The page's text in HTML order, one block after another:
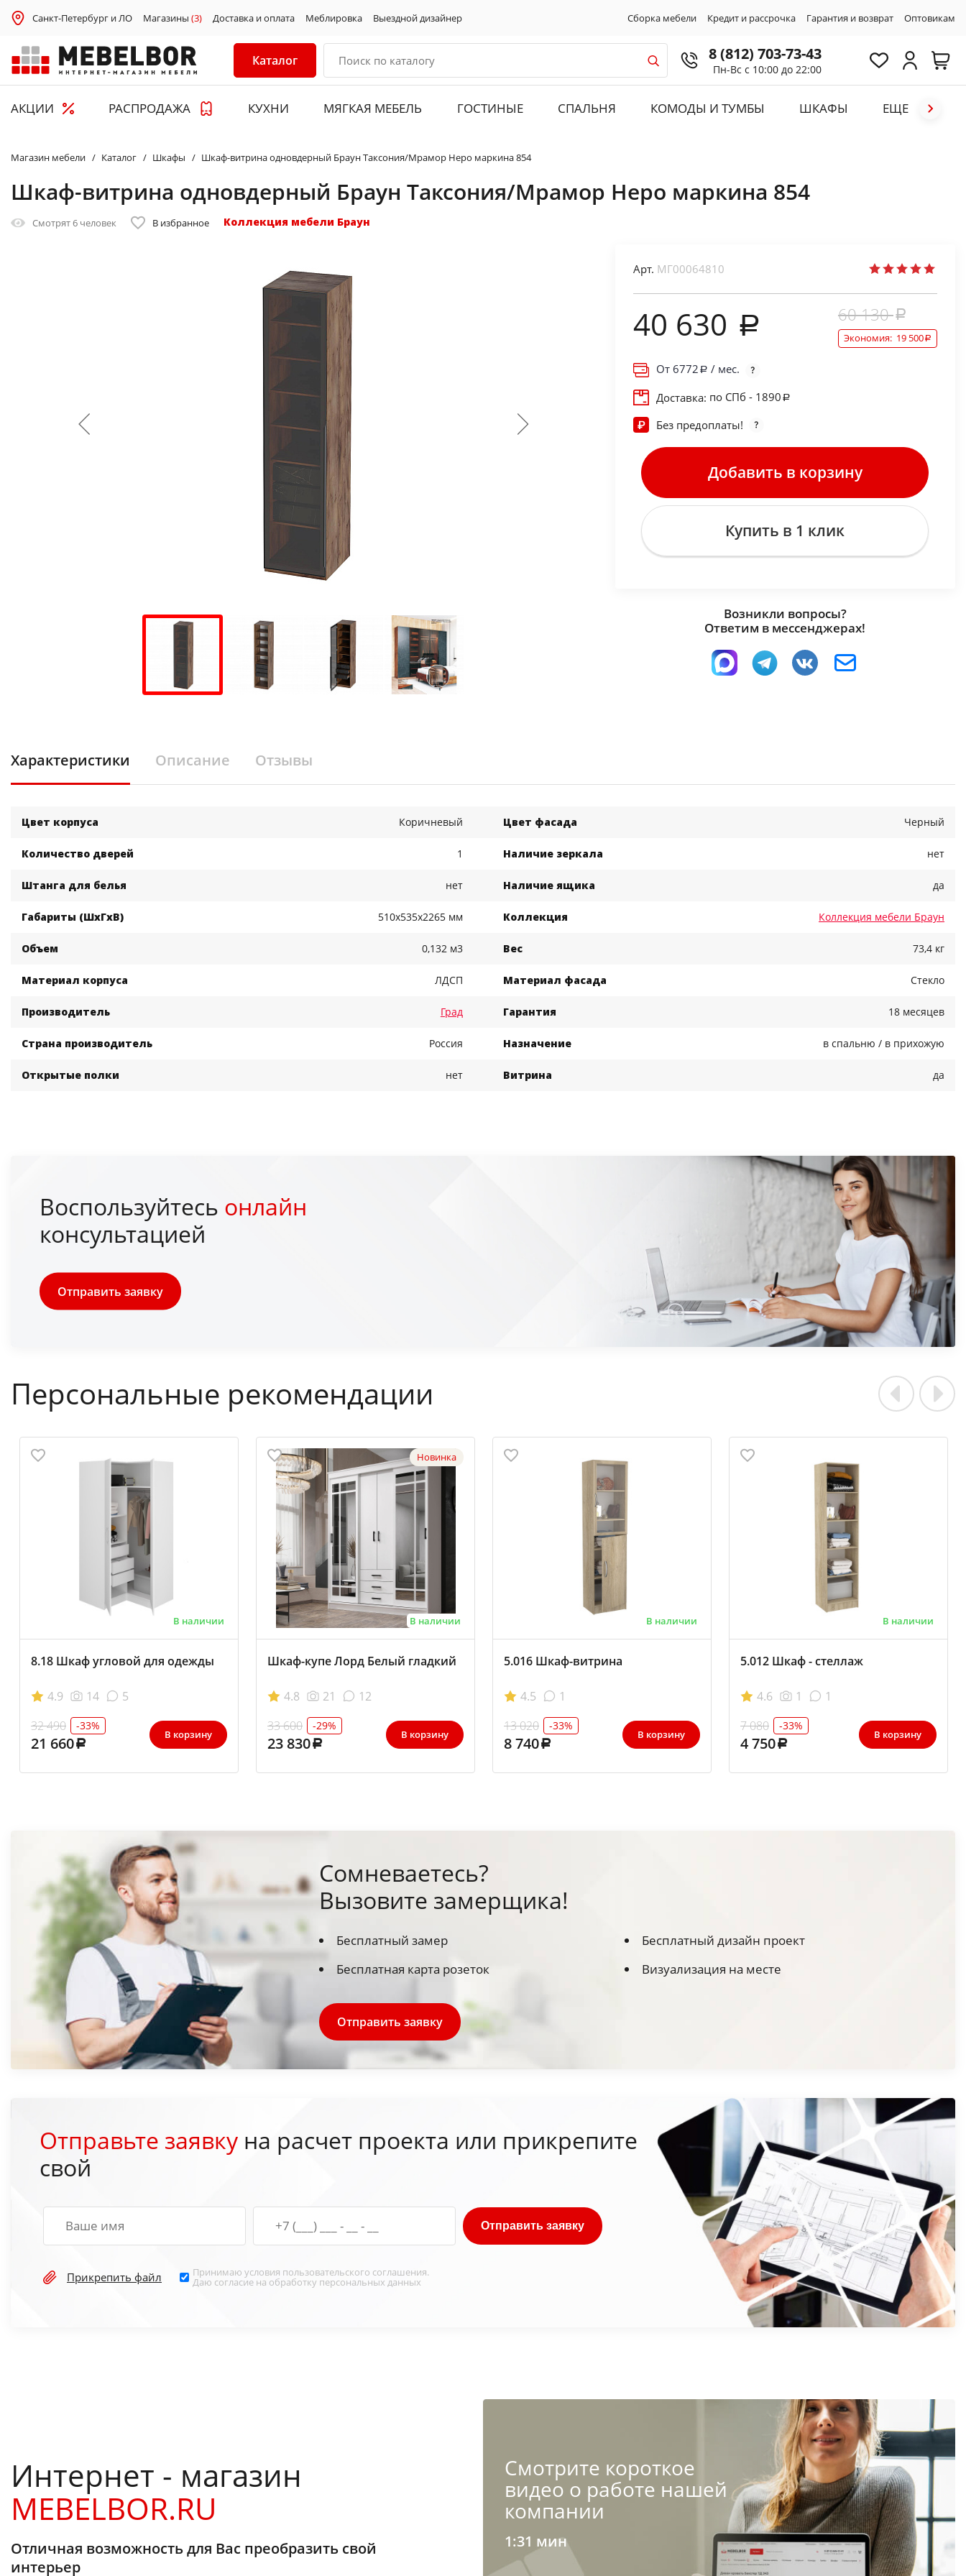
Санкт-Петербург и ЛО Магазины (3) Доставка и оплата Меблировка Выездной дизайнер Сборка мебели Кредит и рассрочка Гарантия и возврат Оптовикам
Каталог 8 (812) 703-73-43
Пн-Вс с 10:00 до 22:00
АКЦИИ РАСПРОДАЖА КУХНИ МЯГКАЯ МЕБЕЛЬ ГОСТИНЫЕ СПАЛЬНЯ КОМОДЫ И ТУМБЫ ШКАФЫ ЕЩЕ
Магазин мебели Каталог Шкафы Шкаф-витрина одновдерный Браун Таксония/Мрамор Неро маркина 854
Шкаф-витрина одновдерный Браун Таксония/Мрамор Неро маркина 854
Смотрят6 человек В избранное Коллекция мебели Браун
Арт. МГ00064810
40 630 60 130
Экономия: 19 500
От 6772
/ мес.
Доставка: по СПб - 1890
Без предоплаты!
Добавить в корзину
Купить в 1 клик
Возникли вопросы?
Ответим в мессенджерах!
Характеристики Описание Отзывы
Цвет корпуса Коричневый Цвет фасада Черный
Количество дверей 1 Наличие зеркала нет
Штанга для белья нет Наличие ящика да
Габариты (ШхГхВ) 510x535x2265 мм Коллекция Коллекция мебели Браун
Объем 0,132 м3 Вес 73,4 кг
Материал корпуса ЛДСП Материал фасада Стекло
Производитель Град Гарантия 18 месяцев
Страна производитель Россия Назначение в спальню / в прихожую
Открытые полки нет Витрина да
Воспользуйтесь онлайн
консультацией
Отправить заявку
Персональные рекомендации
В наличии
8.18 Шкаф угловой для одежды
4.9 14
5
32 490
-33%
21 660 В корзину
Новинка
В наличии
Шкаф-купе Лорд Белый гладкий
4.8 21
12
33 600
-29%
23 830 В корзину
В наличии
5.016 Шкаф-витрина
4.5
1
13 020
-33%
8 740 В корзину
В наличии
5.012 Шкаф - стеллаж
4.6 1
1
7 080
-33%
4 750 В корзину
Сомневаетесь?
Вызовите замерщика!
Бесплатный замер
Бесплатный дизайн проект
Бесплатная карта розеток
Визуализация на месте
Отправить заявку
Отправьте заявку на расчет проекта или прикрепите
свой
Отправить заявку
Прикрепить файл Принимаю условия пользовательского соглашения.
Даю согласие на обработку персональных данных
Интернет - магазин
MEBELBOR.RU
Отличная возможность для Вас преобразить свой
интерьер
Cмотрите короткое
видео о работе нашей
компании
1:31 мин